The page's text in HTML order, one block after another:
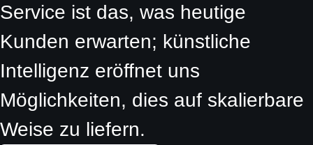
Service ist das, was heutige
Kunden erwarten; künstliche
Intelligenz eröffnet uns
Möglichkeiten, dies auf skalierbare
Weise zu liefern.